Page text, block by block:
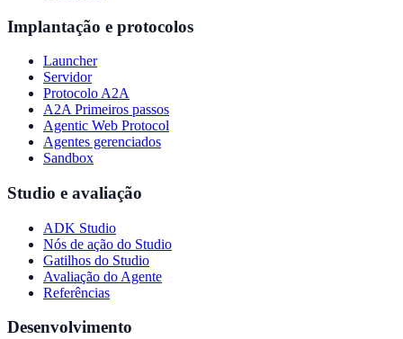
Implantação e protocolos
Launcher
Servidor
Protocolo A2A
A2A Primeiros passos
Agentic Web Protocol
Agentes gerenciados
Sandbox
Studio e avaliação
ADK Studio
Nós de ação do Studio
Gatilhos do Studio
Avaliação do Agente
Referências
Desenvolvimento